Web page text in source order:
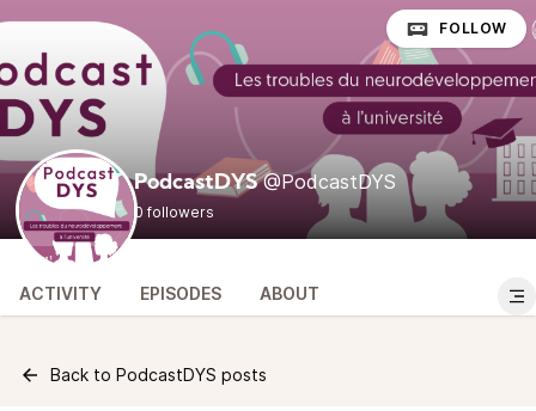
PodcastDYS @PodcastDYS
0 followers
FOLLOW
ACTIVITY EPISODES ABOUT
Back to PodcastDYS posts